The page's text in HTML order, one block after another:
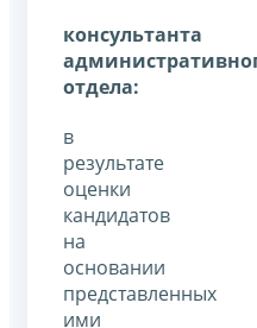
консультанта
отдела:
в
результате
оценки
кандидатов
на
основании
представленных
ими